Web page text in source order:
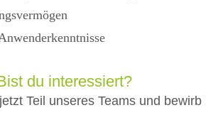
du interessiert?
Teil unseres Teams und bewirb